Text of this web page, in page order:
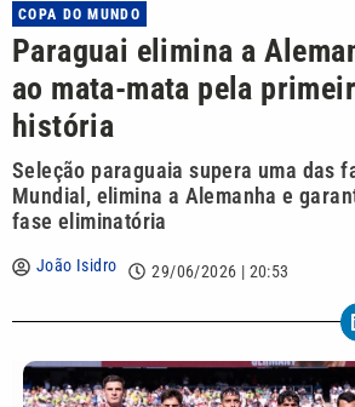
COPA DO MUNDO
Paraguai elimina a
ao mata-mata pela
história
Seleção paraguaia supera uma das
Mundial, elimina a Alemanha e
fase eliminatória
João Isidro 29/06/2026 | 20:53